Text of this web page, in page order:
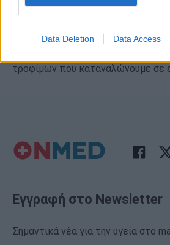
Data Deletion Data Access
Υπερβιταμίνωση: Ποιους
τροφίμων που καταναλώνουμε σε
Εγγραφή στο Newsletter
Σημαντικά νέα για την υγεία στο